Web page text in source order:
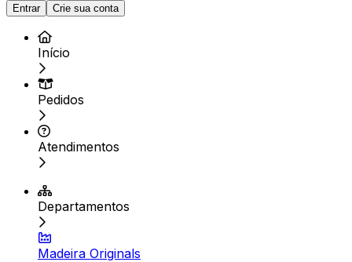
Entrar Crie sua conta
Início
Pedidos
Atendimentos
Departamentos
Madeira Originals